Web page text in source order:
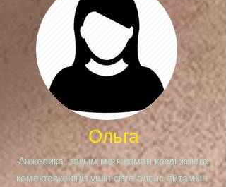
Ольга
Анжелика, зақым мен жаман көзді жоюға
көмектескеніңіз үшін сізге алғыс айтамын.